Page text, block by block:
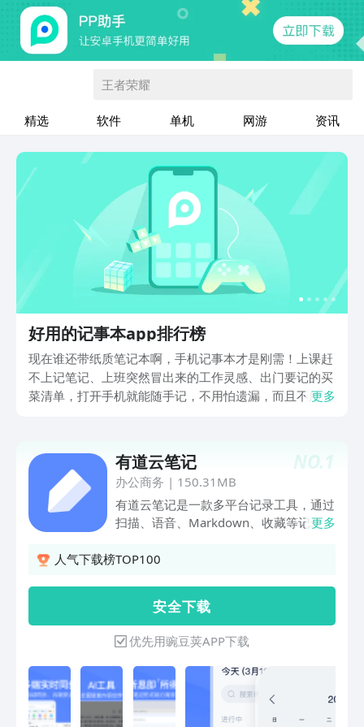
王者荣耀
精选 软件 单机 网游 资讯
好用的记事本app排行榜
现在谁还带纸质笔记本啊，手机记事本才是刚需！上课赶
不上记笔记、上班突然冒出来的工作灵感、出门要记的买
菜清单，打开手机就能随手记，不用怕遗漏，而且不用占
更多
NO.1
有道云笔记
办公商务 | 150.31MB
有道云笔记是一款多平台记录工具，通过
扫描、语音、Markdown、收藏等记录方
能内容创作，写作、脑暴、润色、提炼、
中同时插入脑图、流程图和白板，化繁为
简，提升效率。免费3G存储空间，多端
实时同步，支持在APP、小程序和电脑端
查看、编辑和分享笔记。下载有道云笔
记，等于同时拥有备忘录、记事本、日记
本、笔记本、网盘、扫描仪、录音笔、
office、Markdown等多项技能！助力高
更多
人气下载榜TOP100
安 全 下 载
优先用豌豆荚APP下载